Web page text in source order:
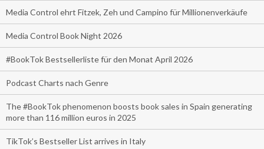
Media Control ehrt Fitzek, Zeh und Campino für Millionenverkäufe
Media Control Book Night 2026
#BookTok Bestsellerliste für den Monat April 2026
Podcast Charts nach Genre
The #BookTok phenomenon boosts book sales in Spain generating
more than 116 million euros in 2025
TikTok’s Bestseller List arrives in Italy